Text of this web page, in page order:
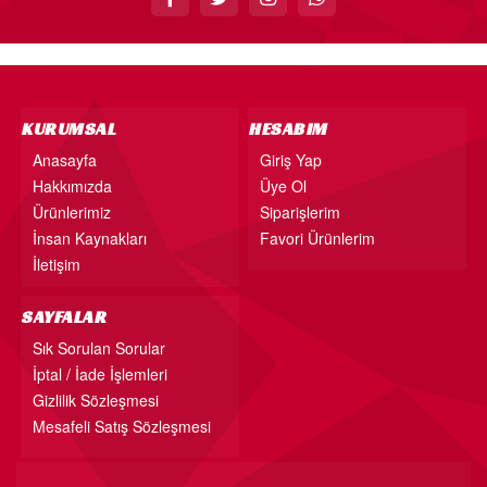
KURUMSAL
Anasayfa
Hakkımızda
Ürünlerimiz
İnsan Kaynakları
İletişim
HESABIM
Giriş Yap
Üye Ol
Siparişlerim
Favori Ürünlerim
SAYFALAR
Sık Sorulan Sorular
İptal / İade İşlemleri
Gizlilik Sözleşmesi
Mesafeli Satış Sözleşmesi